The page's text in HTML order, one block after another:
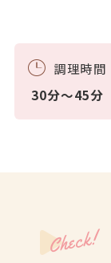
調理時間
30分～45分
Check!